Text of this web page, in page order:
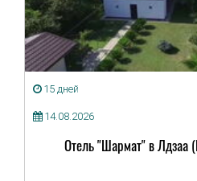
15 дней
14.08.2026
Отель "Шармат" в Лдзаа